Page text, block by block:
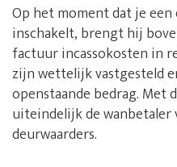
Op het moment dat je
inschakelt, brengt hij
factuur incassokosten in
zijn wettelijk vastgesteld
openstaande bedrag. Met
uiteindelijk de wanbetaler
deurwaarders.